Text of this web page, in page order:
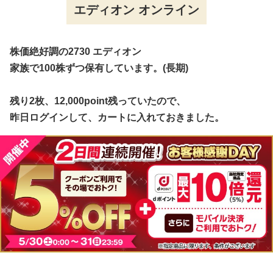
エディオン オンライン
株価絶好調の2730 エディオン
家族で100株ずつ保有しています。(長期)
残り2枚、12,000point残っていたので、
昨日ログインして、カートに入れておきました。